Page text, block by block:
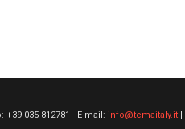
+39 035 812781 - E-mail: info@temaitaly.it